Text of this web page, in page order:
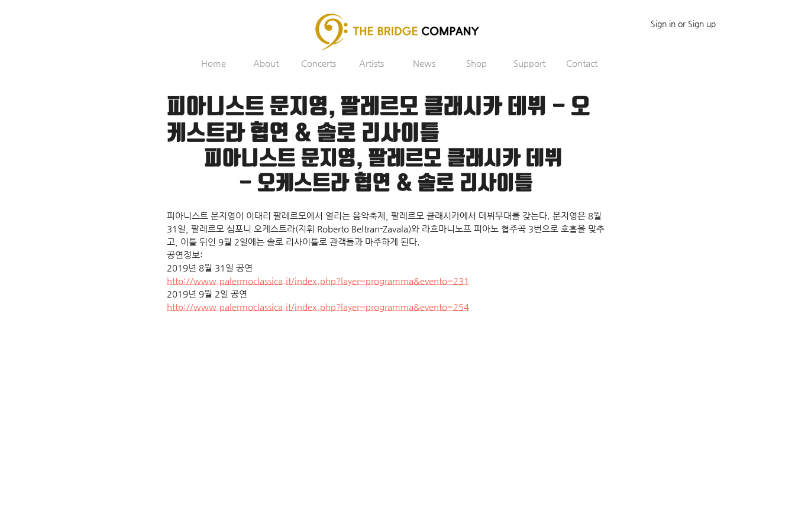
Sign in or Sign up
Home About Concerts Artists News Shop Support Contact
피아니스트 문지영, 팔레르모 클래시카 데뷔 - 오
케스트라 협연 & 솔로 리사이틀
피아니스트 문지영, 팔레르모 클래시카 데뷔
- 오케스트라 협연 & 솔로 리사이틀
피아니스트 문지영이 이태리 팔레르모에서 열리는 음악축제, 팔레르모 클래시카에서 데뷔무대를 갖는다. 문지영은 8월
31일, 팔레르모 심포니 오케스트라(지휘 Roberto Beltran-Zavala)와 라흐마니노프 피아노 협주곡 3번으로 호흡을 맞추
고, 이틀 뒤인 9월 2일에는 솔로 리사이틀로 관객들과 마주하게 된다.
공연정보:
2019년 8월 31일 공연
http://www.palermoclassica.it/index.php?layer=programma&evento=231
2019년 9월 2일 공연
http://www.palermoclassica.it/index.php?layer=programma&evento=254